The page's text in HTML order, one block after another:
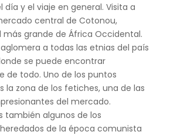
día y el viaje en general. Visita a
central de Cotonou,
más grande de África Occidental.
a todas las etnias del país
se puede encontrar
de todo. Uno de los puntos
la zona de los fetiches, una de las
del mercado.
también algunos de los
de la época comunista